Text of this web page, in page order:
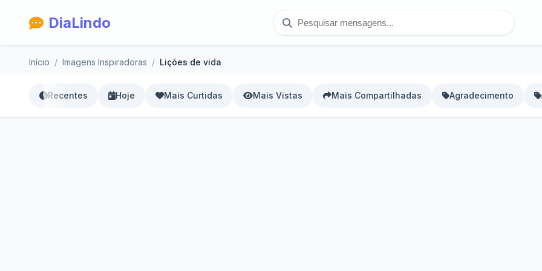
DiaLindo
Início Imagens Inspiradoras Lições de vida
Recentes Hoje Mais Curtidas Mais Vistas Mais Compartilhadas Agradecimento